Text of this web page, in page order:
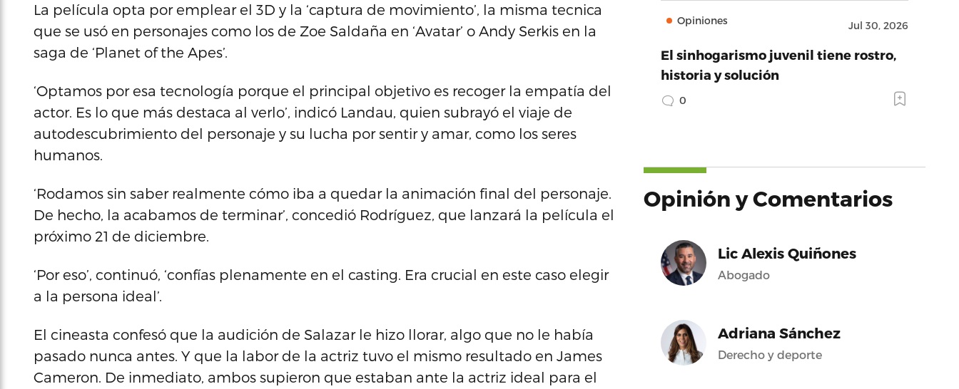
La película opta por emplear el 3D y la ‘captura de movimiento’, la misma tecnica
que se usó en personajes como los de Zoe Saldaña en ‘Avatar’ o Andy Serkis en la
saga de ‘Planet of the Apes’.
‘Optamos por esa tecnología porque el principal objetivo es recoger la empatía del
actor. Es lo que más destaca al verlo’, indicó Landau, quien subrayó el viaje de
autodescubrimiento del personaje y su lucha por sentir y amar, como los seres
humanos.
‘Rodamos sin saber realmente cómo iba a quedar la animación final del personaje.
De hecho, la acabamos de terminar’, concedió Rodríguez, que lanzará la película el
próximo 21 de diciembre.
‘Por eso’, continuó, ‘confías plenamente en el casting. Era crucial en este caso elegir
a la persona ideal’.
El cineasta confesó que la audición de Salazar le hizo llorar, algo que no le había
pasado nunca antes. Y que la labor de la actriz tuvo el mismo resultado en James
Cameron. De inmediato, ambos supieron que estaban ante la actriz ideal para el
Opiniones Jul 30, 2026
El sinhogarismo juvenil tiene rostro,
historia y solución
0
Opinión y Comentarios
Lic Alexis Quiñones
Abogado
Adriana Sánchez
Derecho y deporte